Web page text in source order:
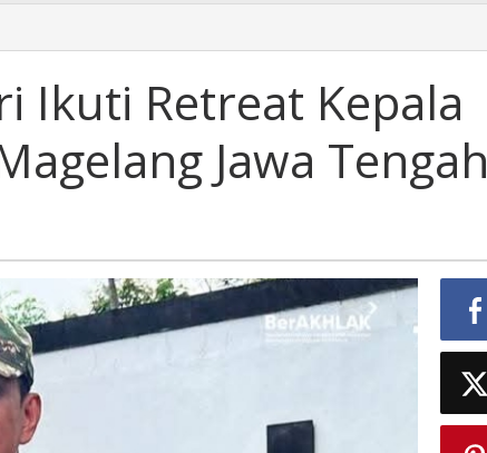
Ikuti Retreat Kepala
Jawa Tengah